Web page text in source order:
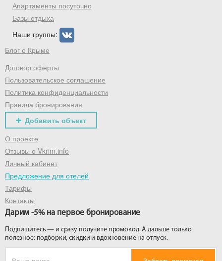
Апартаменты посуточно
Базы отдыха
Наши группы:
Блог о Крыме
Договор оферты
Пользовательское соглашение
Политика конфиденциальности
Правила бронирования
Добавить объект
О проекте
Отзывы о Vkrim.info
Личный кабинет
Предложение для отелей
Тарифы
Контакты
Дарим -5% на первое бронирование
Подпишитесь — и сразу получите промокод. А дальше только
полезное: подборки, скидки и вдохновение на отпуск.